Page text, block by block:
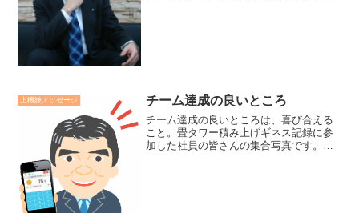
上機嫌メッセージ チーム達成の良いところ
チーム達成の良いところは、喜び合える
こと。畳タワー積み上げギネス記録に参
加した社員の皆さんの集合写真です。共